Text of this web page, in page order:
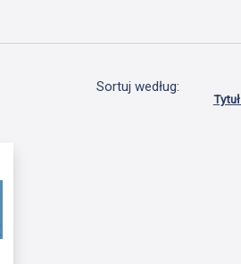
Sortuj według:
Tytuł